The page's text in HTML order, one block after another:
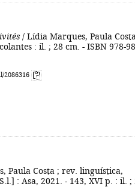
/ Lídia Marques, Paula
: il. ; 28 cm. - ISBN 978-
Paula Costa ; rev. linguística,
: Asa, 2021. - 143, XVI p. : il. ;